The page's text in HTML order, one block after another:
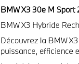
BMW X3 30e M
BMW X3 Hybride
Découvrez la BMW
puissance, efficience